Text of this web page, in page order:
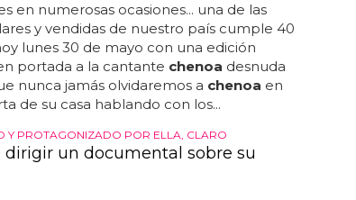
en numerosas ocasiones... una de las
y vendidas de nuestro país cumple 40
lunes 30 de mayo con una edición
portada a la cantante chenoa desnuda
nunca jamás olvidaremos a chenoa en
de su casa hablando con los...
Y PROTAGONIZADO POR ELLA, CLARO
dirigir un documental sobre su